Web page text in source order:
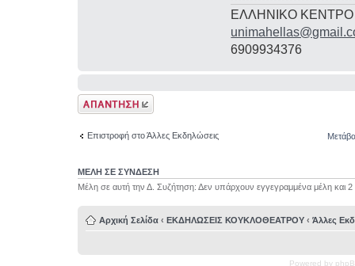
ΕΛΛΗΝΙΚΟ
6909934376
Δημιουργία
απάντησης
Επιστροφή στο Άλλες Εκδηλώσεις
ΜΕΛΗ ΣΕ ΣΥΝΔΕΣΗ
Μέλη σε αυτή την Δ. Συζήτηση: Δεν υπάρχουν εγγεγραμμένα μέλη και 2
Αρχική Σελίδα ‹ ΕΚΔΗΛΩΣΕΙΣ ΚΟΥΚΛΟΘΕΑΤΡΟΥ ‹ Άλλες
Powered by